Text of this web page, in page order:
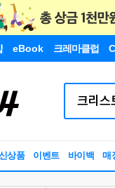
eBook 크레마클럽
상품 이벤트 바이백 매